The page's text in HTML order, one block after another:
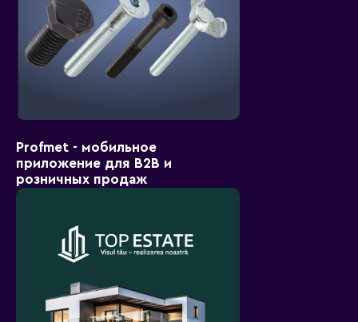
Profmet - мобильное
приложение для B2B и
розничных продаж